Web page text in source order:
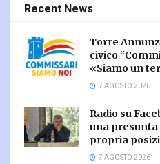
Recent News
Torre
civico
«Siamo un
7 AGOSTO 2026
Radio su
una
propria
7 AGOSTO 2026